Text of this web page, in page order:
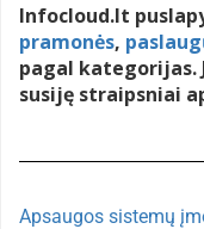
Infocloud.lt
pramonės,
pagal kategorijas.
susiję straipsniai
Apsaugos sistemų